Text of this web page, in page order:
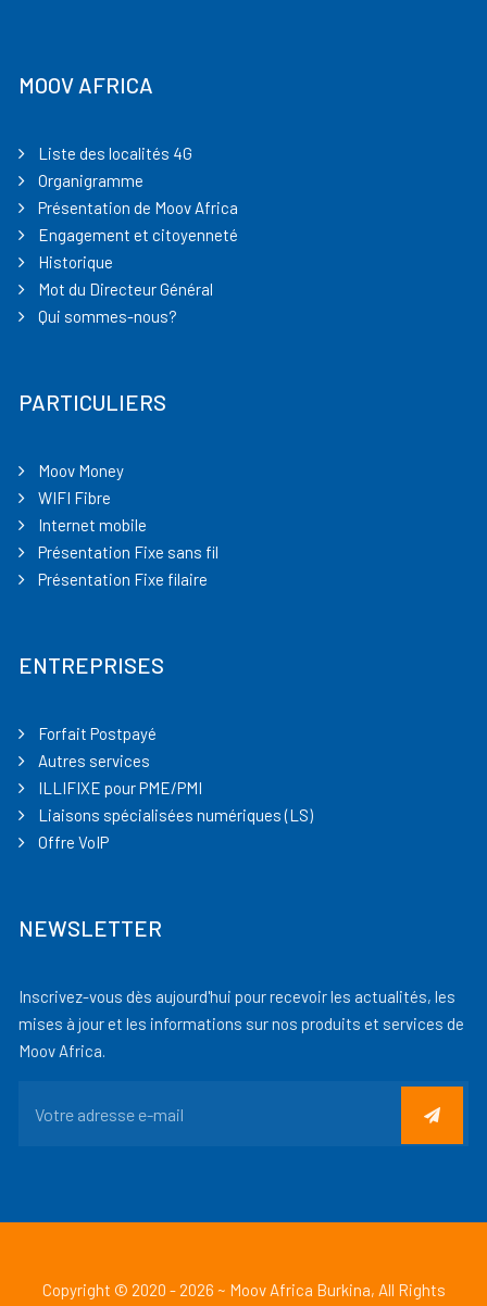
MOOV AFRICA
Liste des localités 4G
Organigramme
Présentation de Moov Africa
Engagement et citoyenneté
Historique
Mot du Directeur Général
Qui sommes-nous?
PARTICULIERS
Moov Money
WIFI Fibre
Internet mobile
Présentation Fixe sans fil
Présentation Fixe filaire
ENTREPRISES
Forfait Postpayé
Autres services
ILLIFIXE pour PME/PMI
Liaisons spécialisées numériques (LS)
Offre VoIP
NEWSLETTER
Inscrivez-vous dès aujourd'hui pour recevoir les actualités, les
mises à jour et les informations sur nos produits et services de
Moov Africa.
Copyright © 2020 - 2026 ~ Moov Africa Burkina, All Rights